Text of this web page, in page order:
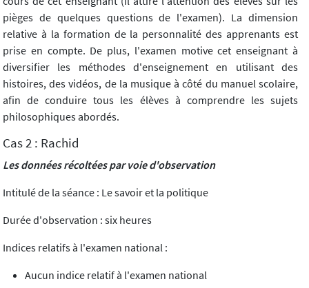
pièges de quelques questions de l'examen). La dimension
relative à la formation de la personnalité des apprenants est
prise en compte. De plus, l'examen motive cet enseignant à
diversifier les méthodes d'enseignement en utilisant des
histoires, des vidéos, de la musique à côté du manuel scolaire,
afin de conduire tous les élèves à comprendre les sujets
philosophiques abordés.
Cas 2 : Rachid
Les données récoltées par voie d'observation
Intitulé de la séance : Le savoir et la politique
Durée d'observation : six heures
Indices relatifs à l'examen national :
Aucun indice relatif à l'examen national